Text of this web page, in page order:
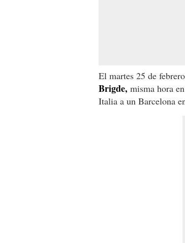
El martes 25 de
Brigde, misma hora
Italia a un Barcelona